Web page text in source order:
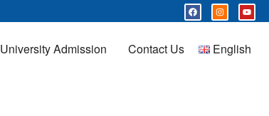
University Admission Contact Us English